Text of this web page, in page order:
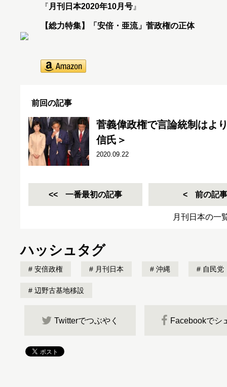
『 月刊日本2020年10月号 』
【総力特集】「安倍・亜流」菅政権の正体
前回の記事
菅義偉政権で言論統制はよ
信氏＞
2020.09.22
一番最初の記事 前の記事
月刊日本の一
ハッシュタグ
安倍政権 月刊日本 沖縄 自民党
辺野古基地移設
Twitterでつぶやく Facebookでシ